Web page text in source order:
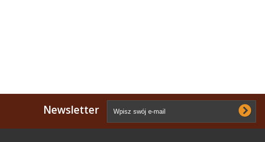
Newsletter